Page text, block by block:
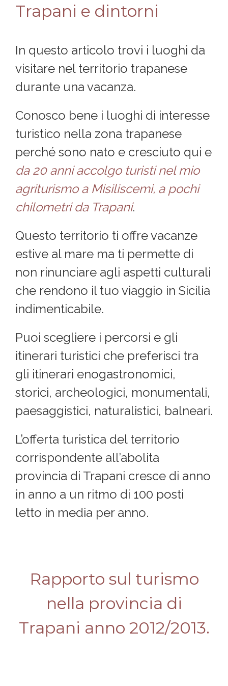
Trapani e dintorni
In questo articolo trovi i luoghi da
visitare nel territorio trapanese
durante una vacanza.
Conosco bene i luoghi di interesse
turistico nella zona trapanese
perché sono nato e cresciuto qui e
da 20 anni accolgo turisti nel mio
agriturismo a Misiliscemi, a pochi
chilometri da Trapani.
Questo territorio ti offre vacanze
estive al mare ma ti permette di
non rinunciare agli aspetti culturali
che rendono il tuo viaggio in Sicilia
indimenticabile.
Puoi scegliere i percorsi e gli
itinerari turistici che preferisci tra
gli itinerari enogastronomici,
storici, archeologici, monumentali,
paesaggistici, naturalistici, balneari.
L’offerta turistica del territorio
corrispondente all’abolita
provincia di Trapani cresce di anno
in anno a un ritmo di 100 posti
letto in media per anno.
Rapporto sul turismo
nella provincia di
Trapani anno 2012/2013.